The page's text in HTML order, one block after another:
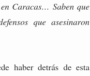
Caracas… Saben que
que asesinaron
haber detrás de esta